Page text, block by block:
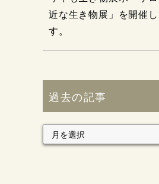
近な生き物展」を開催
す。
過去の記事